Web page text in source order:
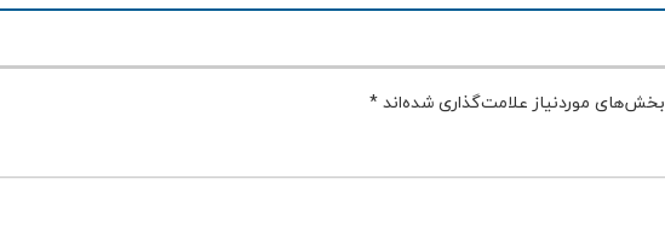
بخش‌های موردنیاز علامت‌گذاری شده‌اند*